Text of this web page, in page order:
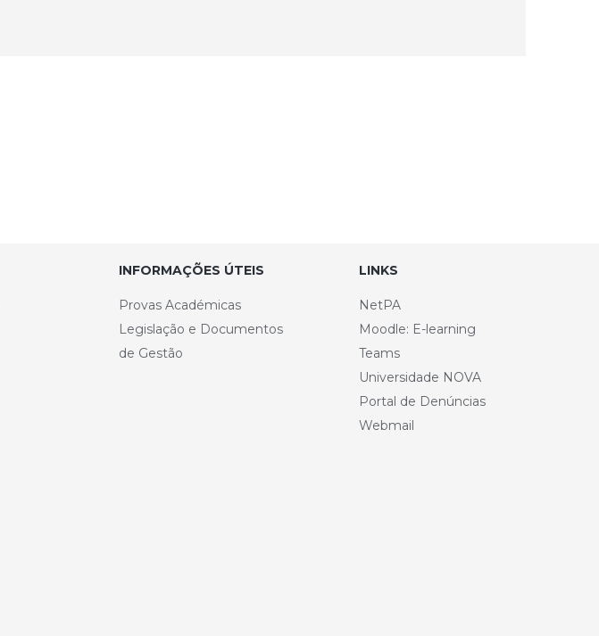
INFORMAÇÕES ÚTEIS
Provas Académicas
Legislação e Documentos
de Gestão
LINKS
NetPA
Moodle: E-learning
Teams
Universidade NOVA
Portal de Denúncias
Webmail